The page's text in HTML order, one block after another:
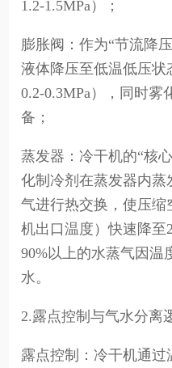
1.2-1.5MPa）；
膨胀阀：作为“节流降
液体降压至低温低压
0.2-0.3MPa），同时雾
备；
蒸发器：冷干机的“核
化制冷剂在蒸发器内
气进行热交换，使压
机出口温度）快速降
90%以上的水蒸气因温
水。
2.露点控制与气水分离
露点控制：冷干机通